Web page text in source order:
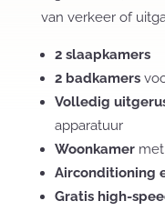
van verkeer of
2 slaapkamers
2 badkamers
Volledig
apparatuur
Woonkamer
Airconditioning
Gratis high-